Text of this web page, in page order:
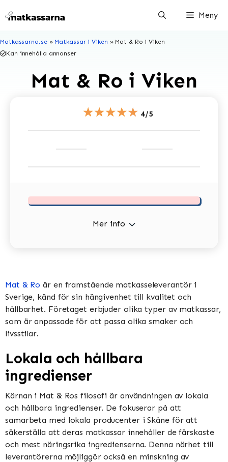
till
Meny
Matkassarna.se» Matkassar i Viken » Mat & Ro i Viken
Kan innehålla annonser
Mat & Ro i Viken
★★★★★ 4/5
Mer info
Mat & Ro är en framstående matkasseleverantör i
Sverige, känd för sin hängivenhet till kvalitet och
hållbarhet. Företaget erbjuder olika typer av matkassar,
som är anpassade för att passa olika smaker och
livsstilar.
Lokala och hållbara
ingredienser
Kärnan i Mat & Ros filosofi är användningen av lokala
och hållbara ingredienser. De fokuserar på att
samarbeta med lokala producenter i Skåne för att
säkerställa att deras matkassar innehåller de färskaste
och mest näringsrika ingredienserna. Denna närhet till
leverantörerna möjliggör också en minskning av